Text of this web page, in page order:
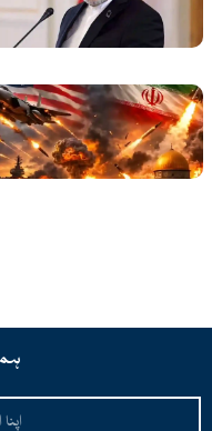
Email